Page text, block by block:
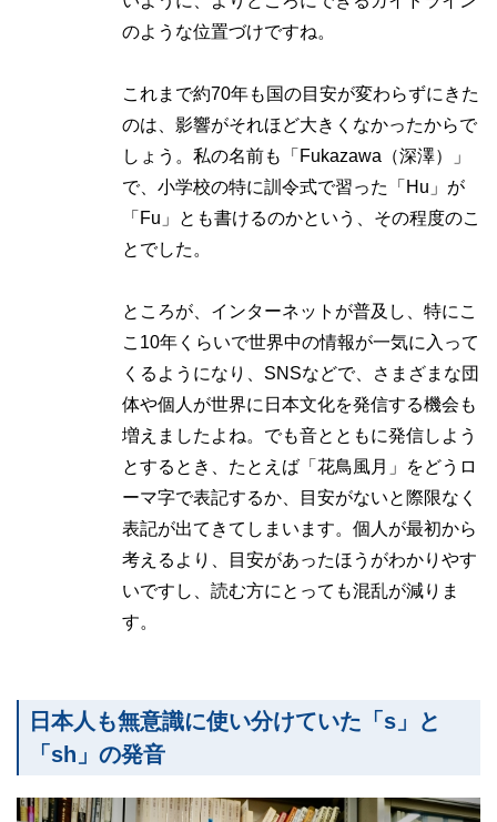
のような位置づけですね。
これまで約70年も国の目安が変わらずにきた
のは、影響がそれほど大きくなかったからで
しょう。私の名前も「Fukazawa（深澤）」
で、小学校の特に訓令式で習った「Hu」が
「Fu」とも書けるのかという、その程度のこ
とでした。
ところが、インターネットが普及し、特にこ
こ10年くらいで世界中の情報が一気に入って
くるようになり、SNSなどで、さまざまな団
体や個人が世界に日本文化を発信する機会も
増えましたよね。でも音とともに発信しよう
とするとき、たとえば「花鳥風月」をどうロ
ーマ字で表記するか、目安がないと際限なく
表記が出てきてしまいます。個人が最初から
考えるより、目安があったほうがわかりやす
いですし、読む方にとっても混乱が減りま
す。
日本人も無意識に使い分けていた「s」と
「sh」の発音